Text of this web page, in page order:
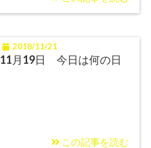
2018/11/21
11月19日 今日は何の日
この記事を読む